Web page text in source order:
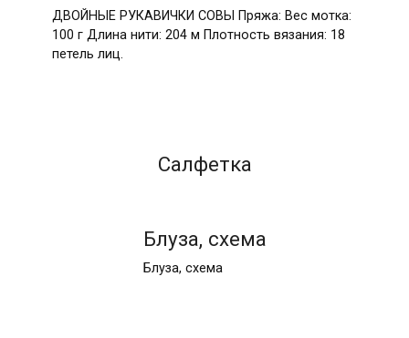
ДВОЙНЫЕ РУКАВИЧКИ СОВЫ Пряжа: Вес мотка:
100 г Длина нити: 204 м Плотность вязания: 18
петель лиц.
Салфетка
Блуза, схема
Блуза, схема